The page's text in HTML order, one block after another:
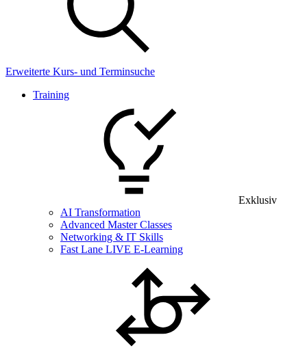
Erweiterte Kurs- und Terminsuche
Training
Exklusiv
AI Transformation
Advanced Master Classes
Networking & IT Skills
Fast Lane LIVE E-Learning